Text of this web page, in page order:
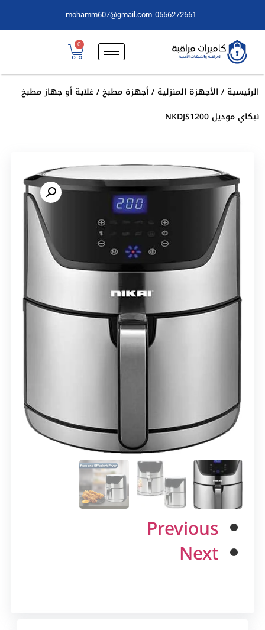
0556272661
mohamm607@gmail.com
0
الرئيسية/ الأجهزة المنزلية/أجهزة مطبخ/ غلاية أو جهاز مطبخ
نيكاي موديل NKDJS1200
Previous
Next